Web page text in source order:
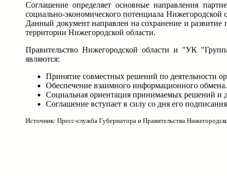
Соглашение определяет основные направления
социально-экономического потенциала
Данный документ направлен на сохранение и развитие
территории Нижегородской области.
Правительство Нижегородской области и "УК
являются:
Принятие совместных решений по деятельности
Обеспечение взаимного информационного обмена.
Социальная ориентация принимаемых решений и
Соглашение вступает в силу со дня его
Источник: Пресс-служба Губернатора и Правительства